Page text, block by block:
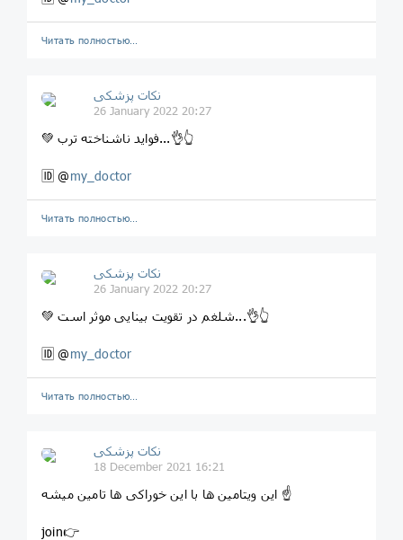
Читать полностью…
نکات پزشکی
26 January 2022 20:27
💚 فواید ناشناخته ترب...👌👆
🆔 @my_doctor
Читать полностью…
نکات پزشکی
26 January 2022 20:27
💚 شلغم در تقویت بینایی موثر است...👌👆
🆔 @my_doctor
Читать полностью…
نکات پزشکی
18 December 2021 16:21
این ویتامین ها با این خوراکی ها تامین میشه ☝️
join👉